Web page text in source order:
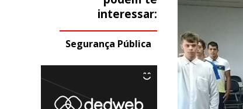
interessar:
Segurança Pública